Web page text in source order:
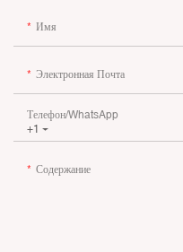
Имя
Электронная Почта
+1
Телефон/WhatsApp
Содержание